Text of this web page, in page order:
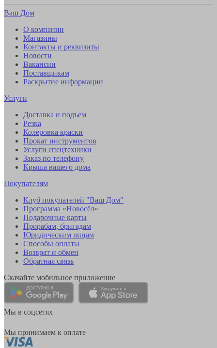
Ваш Дом
О компании
Магазины
Контакты и реквизиты
Новости
Вакансии
Поставщикам
Раскрытие информации
Услуги
Доставка и подъем
Резка
Колеровка краски
Прокат инструментов
Услуги спецтехники
Заказ по телефону
Крыша вашего дома
Покупателям
Клуб покупателей "Ваш Дом"
Программа «Новосёл»
Подарочные карты
Прорабам, бригадам
Юридическим лицам
Способы оплаты
Возврат и обмен
Обратная связь
Скачайте мобильное приложение
Мы в соцсетях
Мы принимаем к оплате